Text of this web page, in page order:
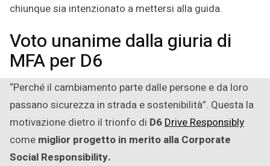
chiunque sia intenzionato a mettersi alla guida.
Voto unanime dalla giuria di
MFA per D6
“Perché il cambiamento parte dalle persone e da loro
passano sicurezza in strada e sostenibilità”. Questa la
motivazione dietro il trionfo di D6Drive Responsibly
come miglior progetto in merito alla Corporate
Social Responsibility.